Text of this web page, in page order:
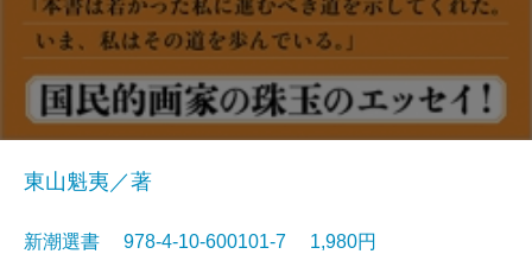
東山魁夷／著
新潮選書 978-4-10-600101-7 1,980円